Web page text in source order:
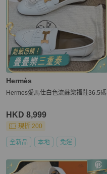
Hermès
Hermes愛馬仕白色流蘇樂福鞋36.5碼
HKD 8,999
現折 200
全新品 本地 免運